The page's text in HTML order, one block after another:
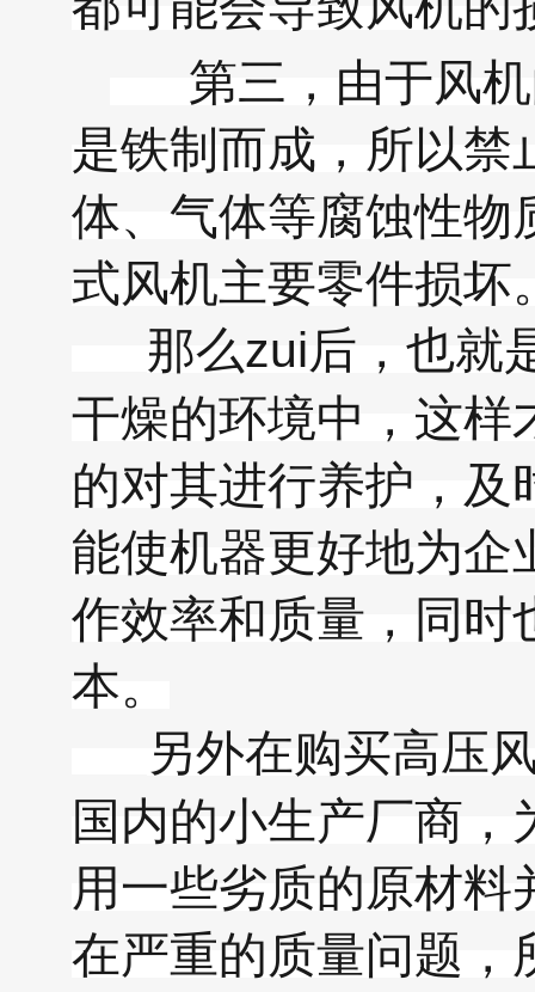
第三，由于风机
是铁制而成，所以禁
体、气体等腐蚀性物
式风机主要零件损坏
那么zui后，也就
干燥的环境中，这样
的对其进行养护，及
能使机器更好地为企
作效率和质量，同时
本。
另外在购买高压
国内的小生产厂商
用一些劣质的原材
在严重的质量问题，